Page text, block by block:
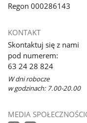
Regon 000286143
KONTAKT
Skontaktuj się z nami
pod numerem:
63 24 28 824
W dni robocze
w godzinach: 7.00-20.00
MEDIA